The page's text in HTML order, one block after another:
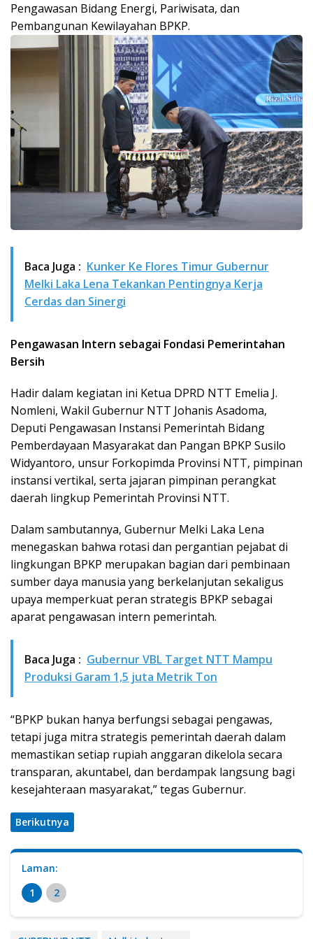
Pengawasan Bidang Energi, Pariwisata, dan
Pembangunan Kewilayahan BPKP.
Baca Juga : Kunker Ke Flores Timur Gubernur
Melki Laka Lena Tekankan Pentingnya Kerja
Cerdas dan Sinergi
Pengawasan Intern sebagai Fondasi Pemerintahan
Bersih
Hadir dalam kegiatan ini Ketua DPRD NTT Emelia J.
Nomleni, Wakil Gubernur NTT Johanis Asadoma,
Deputi Pengawasan Instansi Pemerintah Bidang
Pemberdayaan Masyarakat dan Pangan BPKP Susilo
Widyantoro, unsur Forkopimda Provinsi NTT, pimpinan
instansi vertikal, serta jajaran pimpinan perangkat
daerah lingkup Pemerintah Provinsi NTT.
Dalam sambutannya, Gubernur Melki Laka Lena
menegaskan bahwa rotasi dan pergantian pejabat di
lingkungan BPKP merupakan bagian dari pembinaan
sumber daya manusia yang berkelanjutan sekaligus
upaya memperkuat peran strategis BPKP sebagai
aparat pengawasan intern pemerintah.
Baca Juga : Gubernur VBL Target NTT Mampu
Produksi Garam 1,5 juta Metrik Ton
“BPKP bukan hanya berfungsi sebagai pengawas,
tetapi juga mitra strategis pemerintah daerah dalam
memastikan setiap rupiah anggaran dikelola secara
transparan, akuntabel, dan berdampak langsung bagi
kesejahteraan masyarakat,” tegas Gubernur.
Berikutnya
Laman:
1
2